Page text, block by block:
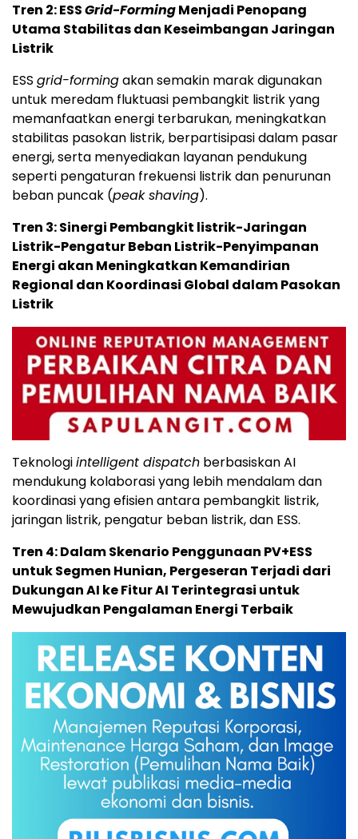
Tren 2: ESSGrid-FormingMenjadi Penopang
Utama Stabilitas dan Keseimbangan Jaringan
Listrik
ESS grid-formingakan semakin marak digunakan
untuk meredam fluktuasi pembangkit listrik yang
memanfaatkan energi terbarukan, meningkatkan
stabilitas pasokan listrik, berpartisipasi dalam pasar
energi, serta menyediakan layanan pendukung
seperti pengaturan frekuensi listrik dan penurunan
beban puncak (peak shaving).
Tren 3: Sinergi Pembangkit listrik-Jaringan
Listrik-Pengatur Beban Listrik-Penyimpanan
Energi akan Meningkatkan Kemandirian
Regional dan Koordinasi Global dalam Pasokan
Listrik
Teknologiintelligent dispatch berbasiskan AI
mendukung kolaborasi yang lebih mendalam dan
koordinasi yang efisien antara pembangkit listrik,
jaringan listrik, pengatur beban listrik, dan ESS.
Tren 4: Dalam Skenario Penggunaan PV+ESS
untuk Segmen Hunian, Pergeseran Terjadi dari
Dukungan AI ke Fitur AI Terintegrasi untuk
Mewujudkan Pengalaman Energi Terbaik